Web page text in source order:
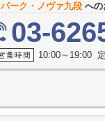
パーク・ノヴァ九段 へ
03-
10:00～19:00